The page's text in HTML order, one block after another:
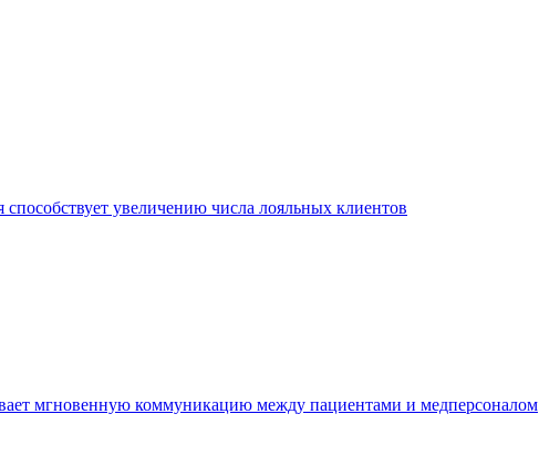
способствует увеличению числа лояльных клиентов
мгновенную коммуникацию между пациентами и медперсоналом